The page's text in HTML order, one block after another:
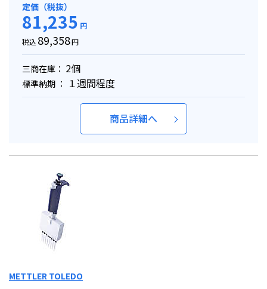
定価（税抜）
81,235 円
税込 89,358円
三商在庫： 2個
標準納期 ： １週間程度
商品詳細へ
METTLER TOLEDO